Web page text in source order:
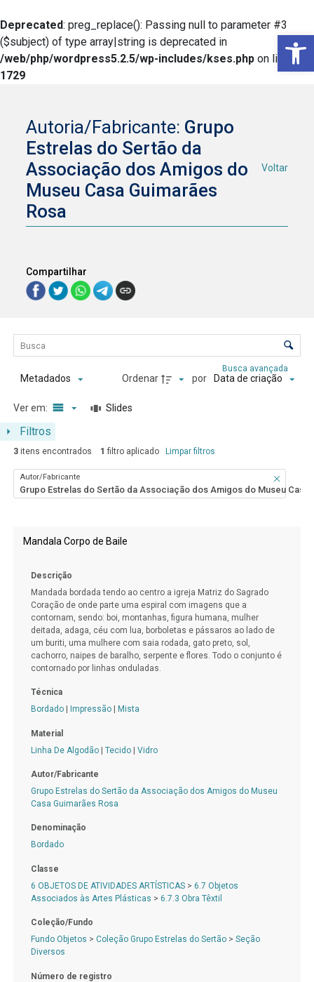
Deprecated: preg_replace(): Passing null to parameter #3
($subject) of type array|string is deprecated in
/web/php/wordpress5.2.5/wp-includes/kses.php on line
1729
Autoria/Fabricante: Grupo
Estrelas do Sertão da
Associação dos Amigos do
Museu Casa Guimarães
Rosa
Voltar
Compartilhar
Lista de itens
Controle de ordenação e visualização
Filtros
Busca avançada
Metadados Ordenar por Data de criação
Ver em: Slides
3itens encontrados 1 filtro aplicado Limpar filtros
Autor/Fabricante
Grupo Estrelas do Sertão da Associação dos Amigos do Museu Casa
Resultados da lista de itens
Mandala Corpo de Baile
Descrição
Mandada bordada tendo ao centro a igreja Matriz do Sagrado
Coração de onde parte uma espiral com imagens que a
contornam, sendo: boi, montanhas, figura humana, mulher
deitada, adaga, céu com lua, borboletas e pássaros ao lado de
um buriti, uma mulhere com saia rodada, gato preto, sol,
cachorro, naipes de baralho, serpente e flores. Todo o conjunto é
contornado por linhas onduladas.
Técnica
Bordado| Impressão| Mista
Material
Linha De Algodão| Tecido| Vidro
Autor/Fabricante
Grupo Estrelas do Sertão da Associação dos Amigos do Museu
Casa Guimarães Rosa
Denominação
Bordado
Classe
6 OBJETOS DE ATIVIDADES ARTÍSTICAS> 6.7 Objetos
Associados às Artes Plásticas > 6.7.3 Obra Têxtil
Coleção/Fundo
Fundo Objetos > Coleção Grupo Estrelas do Sertão> Seção
Diversos
Número de registro